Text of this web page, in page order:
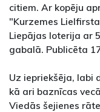
citiem. Ar kopēju
"Kurzemes
Liepājas loterija ar
gabalā. Publicēta
Uz iepriekšēja, labi
kā ari baznīcas
Viedās šejienes